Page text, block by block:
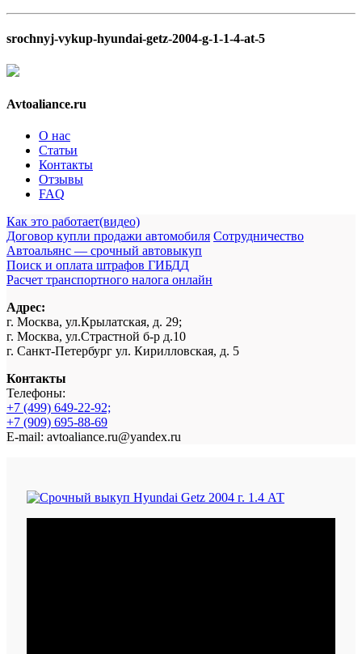
srochnyj-vykup-hyundai-getz-2004-g-1-1-4-at-5
Avtoaliance.ru
О нас
Статьи
Контакты
Отзывы
FAQ
Как это работает(видео)
Договор купли продажи автомобиля Сотрудничество
Автоальянс — срочный автовыкуп
Поиск и оплата штрафов ГИБДД
Расчет транспортного налога онлайн
Адрес:
г. Москва, ул.Крылатская, д. 29;
г. Москва, ул.Страстной б-р д.10
г. Санкт-Петербург ул. Кирилловская, д. 5
Контакты
Телефоны:
+7 (499) 649-22-92;
+7 (909) 695-88-69
E-mail: avtoaliance.ru@yandex.ru